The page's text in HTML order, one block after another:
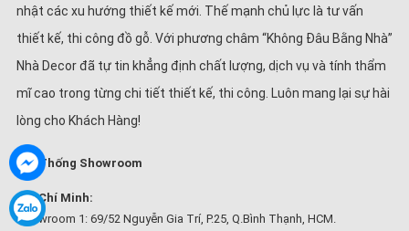
nhật các xu hướng thiết kế mới. Thế mạnh chủ lực là tư vấn
thiết kế, thi công đồ gỗ. Với phương châm “Không Đâu Bằng Nhà”
Nhà Decor đã tự tin khẳng định chất lượng, dịch vụ và tính thẩm
mĩ cao trong từng chi tiết thiết kế, thi công. Luôn mang lại sự hài
lòng cho Khách Hàng!
Hệ Thống Showroom
Hồ Chí Minh:
Showroom 1: 69/52 Nguyễn Gia Trí, P.25, Q.Bình Thạnh, HCM.